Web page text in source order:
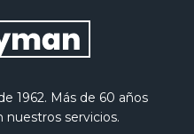
1962. Más de 60 años
nuestros servicios.